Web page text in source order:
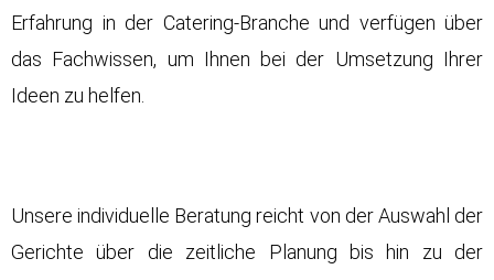
Erfahrung in der Catering-Branche und verfügen über
das Fachwissen, um Ihnen bei der Umsetzung Ihrer
Ideen zu helfen.
Unsere individuelle Beratung reicht von der Auswahl der
Gerichte über die zeitliche Planung bis hin zu der